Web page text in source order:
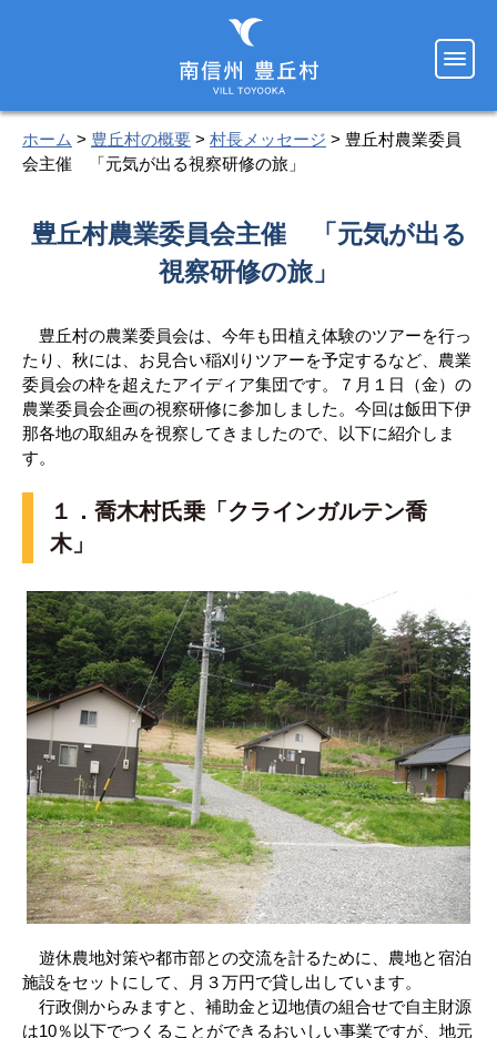
ホーム > 豊丘村の概要 > 村長メッセージ > 豊丘村農業委員
会主催 「元気が出る視察研修の旅」
豊丘村農業委員会主催 「元気が出る
視察研修の旅」
豊丘村の農業委員会は、今年も田植え体験のツアーを行っ
たり、秋には、お見合い稲刈りツアーを予定するなど、農業
委員会の枠を超えたアイディア集団です。７月１日（金）の
農業委員会企画の視察研修に参加しました。今回は飯田下伊
那各地の取組みを視察してきましたので、以下に紹介しま
す。
１．喬木村氏乗「クラインガルテン喬
木」
遊休農地対策や都市部との交流を計るために、農地と宿泊
施設をセットにして、月３万円で貸し出しています。
行政側からみますと、補助金と辺地債の組合せで自主財源
は10％以下でつくることができるおいしい事業ですが、地元